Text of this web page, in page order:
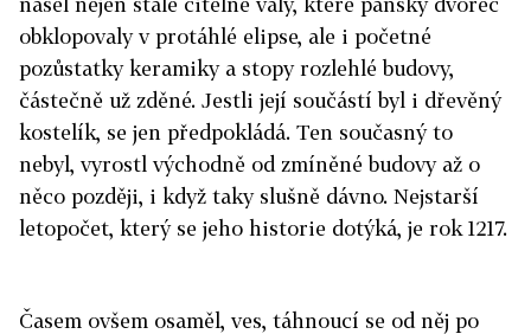
obklopovaly v protáhlé elipse, ale i početné
pozůstatky keramiky a stopy rozlehlé budovy,
částečně už zděné. Jestli její součástí byl i dřevěný
kostelík, se jen předpokládá. Ten současný to
nebyl, vyrostl východně od zmíněné budovy až o
něco později, i když taky slušně dávno. Nejstarší
letopočet, který se jeho historie dotýká, je rok 1217.
Časem ovšem osaměl, ves, táhnoucí se od něj po